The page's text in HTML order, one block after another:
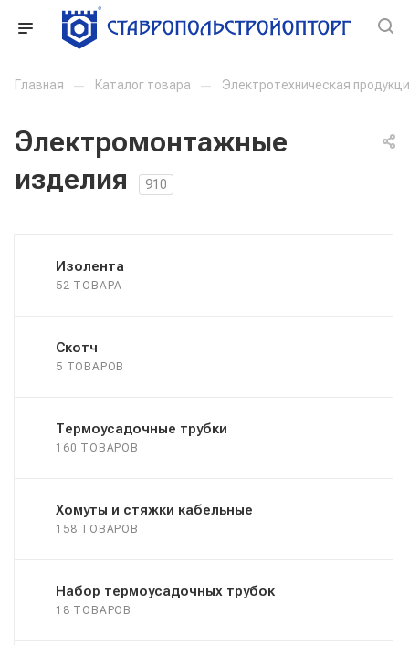
Главная — Каталог товара — Электротехническая
Электромонтажные
изделия
910
Изолента
52 ТОВАРА
Скотч
5 ТОВАРОВ
Термоусадочные трубки
160 ТОВАРОВ
Хомуты и стяжки кабельные
158 ТОВАРОВ
Набор термоусадочных трубок
18 ТОВАРОВ